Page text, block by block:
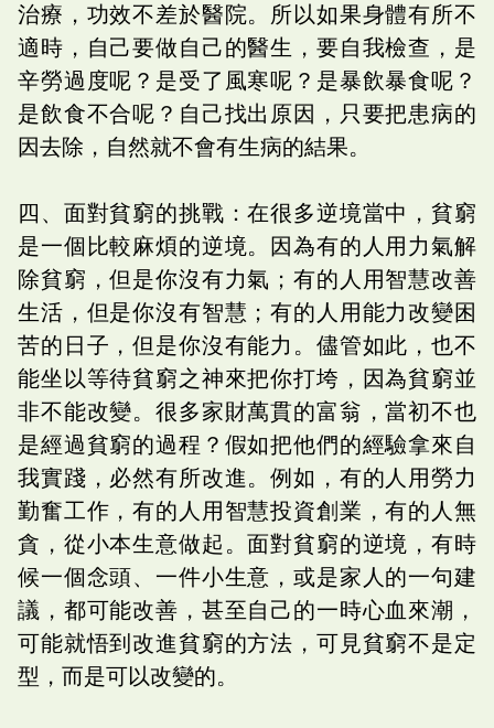
治療，功效不差於醫院。所以如果身體有所不
適時，自己要做自己的醫生，要自我檢查，是
辛勞過度呢？是受了風寒呢？是暴飲暴食呢？
是飲食不合呢？自己找出原因，只要把患病的
因去除，自然就不會有生病的結果。
四、面對貧窮的挑戰：在很多逆境當中，貧窮
是一個比較麻煩的逆境。因為有的人用力氣解
除貧窮，但是你沒有力氣；有的人用智慧改善
生活，但是你沒有智慧；有的人用能力改變困
苦的日子，但是你沒有能力。儘管如此，也不
能坐以等待貧窮之神來把你打垮，因為貧窮並
非不能改變。很多家財萬貫的富翁，當初不也
是經過貧窮的過程？假如把他們的經驗拿來自
我實踐，必然有所改進。例如，有的人用勞力
勤奮工作，有的人用智慧投資創業，有的人無
貪，從小本生意做起。面對貧窮的逆境，有時
候一個念頭、一件小生意，或是家人的一句建
議，都可能改善，甚至自己的一時心血來潮，
可能就悟到改進貧窮的方法，可見貧窮不是定
型，而是可以改變的。